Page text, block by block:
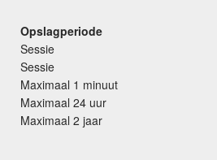
Opslagperiode
Sessie
Sessie
Maximaal 1 minuut
Maximaal 24 uur
Maximaal 2 jaar